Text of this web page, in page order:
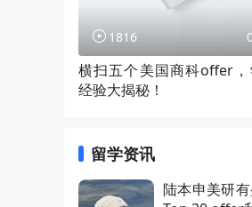
商业分析硕士
法学硕士(MSL)
应用金融硕士
1816
横扫五个美国商科offer
经验大揭秘！
留学资讯
陆本申美研